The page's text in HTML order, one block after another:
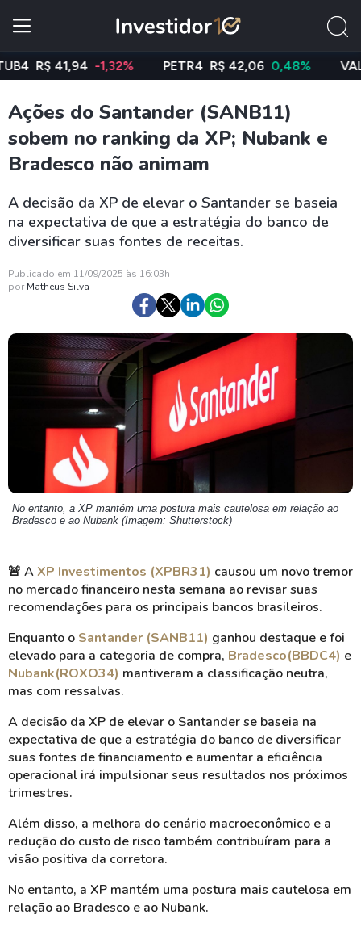
R$ 41,94 -1,32% PETR4 R$ 42,06 0,48% VALE3
Ações do Santander (SANB11)
sobem no ranking da XP; Nubank e
Bradesco não animam
A decisão da XP de elevar o Santander se baseia
na expectativa de que a estratégia do banco de
diversificar suas fontes de receitas.
Publicado em 11/09/2025 às 16:03h
por Matheus Silva
No entanto, a XP mantém uma postura mais cautelosa em relação ao
Bradesco e ao Nubank (Imagem: Shutterstock)
🚨 AXP Investimentos (XPBR31) causou um novo tremor
no mercado financeiro nesta semana ao revisar suas
recomendações para os principais bancos brasileiros.
Enquanto o Santander (SANB11) ganhou destaque e foi
elevado para a categoria de compra, Bradesco(BBDC4) e
Nubank(ROXO34) mantiveram a classificação neutra,
mas com ressalvas.
A decisão da XP de elevar o Santander se baseia na
expectativa de que a estratégia do banco de diversificar
suas fontes de financiamento e aumentar a eficiência
operacional irá impulsionar seus resultados nos próximos
trimestres.
Além disso, a melhora do cenário macroeconômico e a
redução do custo de risco também contribuíram para a
visão positiva da corretora.
No entanto, a XP mantém uma postura mais cautelosa em
relação ao Bradesco e ao Nubank.